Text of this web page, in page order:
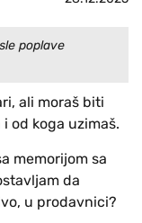
poplave
ali moraš biti
od koga uzimaš.
memorijom sa
da
u prodavnici?